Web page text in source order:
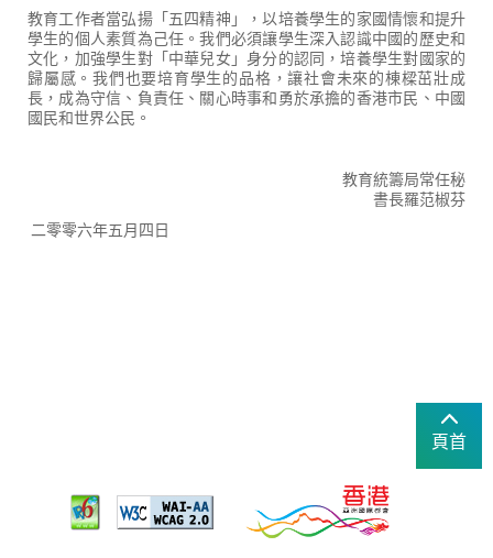
教育工作者當弘揚「五四精神」，以培養學生的家國情懷和提升
學生的個人素質為己任。我們必須讓學生深入認識中國的歷史和
文化，加強學生對「中華兒女」身分的認同，培養學生對國家的
歸屬感。我們也要培育學生的品格，讓社會未來的棟樑茁壯成
長，成為守信、負責任、關心時事和勇於承擔的香港市民、中國
國民和世界公民。
教育統籌局常任秘
書長羅范椒芬
二零零六年五月四日
頁首